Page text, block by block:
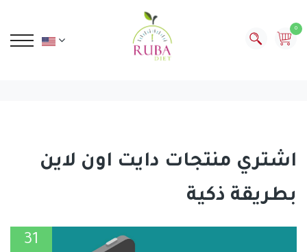
0
اشتري منتجات دايت اون لاين
بطريقة ذكية
31